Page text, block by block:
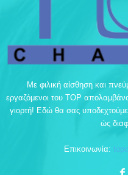
Με φιλική αίσθηση και
εργαζόμενοι του TOP
γιορτή! Εδώ θα σας
ώς
Επικοινωνία: